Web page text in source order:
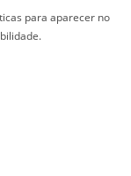
para aparecer no